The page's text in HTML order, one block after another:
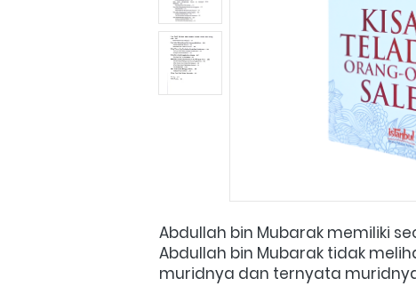
Abdullah bin Mubarak memiliki
Abdullah bin Mubarak tidak
muridnya dan ternyata